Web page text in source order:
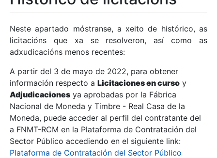
Mostrar/Ocultar
Mostrar/Ocultar
Mostrar/Ocultar
Neste apartado móstranse, a xeito de histórico, as
licitacións que xa se resolveron, así como as
adxudicacións menos recentes:
A partir del 3 de mayo de 2022, para obtener
información respecto a Licitaciones en curso y
Adjudicaciones ya aprobadas por la Fábrica
Nacional de Moneda y Timbre - Real Casa de la
Moneda, puede acceder al perfil del contratante del
a FNMT-RCM en la Plataforma de Contratación del
Sector Público accediendo en el siguiente link:
Plataforma de Contratación del Sector Público